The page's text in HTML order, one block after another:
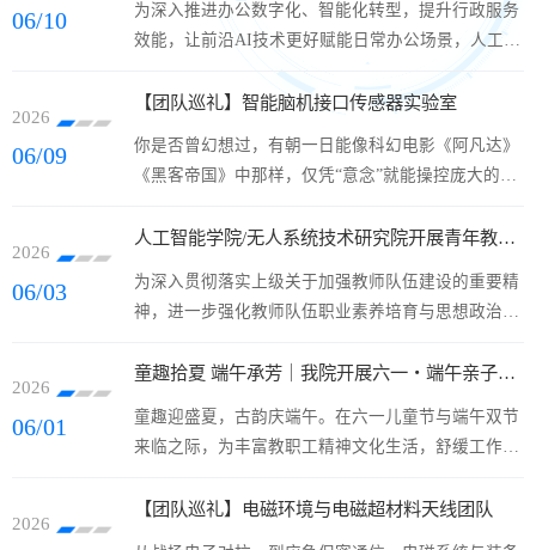
行；深耕自主 AI 技术，牢牢握住国防建设与产业智
慧升级的发展主动权。边云智能创新实验室汇聚 5 名
国家级高层次人才，科研积淀深厚。实验室重点攻关
AI 大模型、多智能体协同、开放...
06/10
为深入推进办公数字化、智能化转型，提升行政服务
效能，让前沿AI技术更好赋能日常办公场景，人工智
能学院/无人系统技术研究院综合办公室于6月10日上
午，邀请沈钧戈副教授为大家带来“零代码玩转
统讲解了AI工具在公文撰写、数据整理...
2026
06/09
【团队巡礼】智能脑机接口传感器实验室
你是否曾幻想过，有朝一日能像科幻电影《阿凡达》
《黑客帝国》中那样，仅凭“意念”就能操控庞大的机
重新站立行走，重塑生命的尊严？在西北工业大学，
就的未来星辰大海！智能脑机接口传感器实验室是一
个将微纳制造（MEMS）、柔性电子、人工智能与脑
有志于探寻大脑奥秘、服务国...
2026
06/03
人工智能学院/无人系统技术研究院开展青年教师发展支持培训
为深入贯彻落实上级关于加强教师队伍建设的重要精
神，进一步强化教师队伍职业素养培育与思想政治建
工科研与成果处副处长段元欣，学校人力资源部副部
加，培训由学院/研究院党委书记...
2026
06/01
童趣拾夏 端午承芳｜我院开展六一・端午亲子主题手作活动
童趣迎盛夏，古韵庆端午。在六一儿童节与端午双节
来临之际，为丰富教职工精神文化生活，舒缓工作压
优秀传统文化，人工智能学院/无人系统技术研究院分
2026
【团队巡礼】电磁环境与电磁超材料天线团队